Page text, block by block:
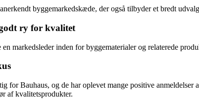
byggemarkedskæde, der også tilbyder et bredt
ry for kvalitet
markedsleder inden for byggematerialer og relaterede
for Bauhaus, og de har oplevet mange positive
af kvalitetsprodukter.